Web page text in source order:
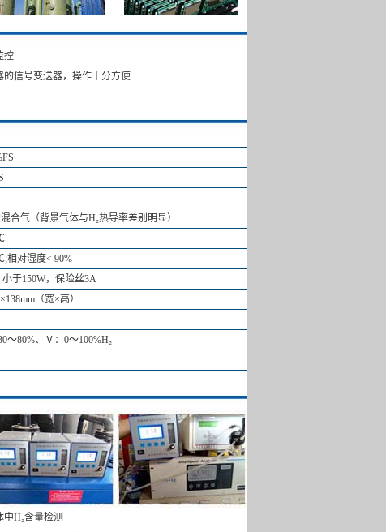
控
信号变送器，操作十分方便
合气（背景气体与H₂热导率差别明显）
对湿度< 90%
于150W，保险丝3A
（宽×高）
80%、Ⅴ：0～100%H₂
H₂含量检测